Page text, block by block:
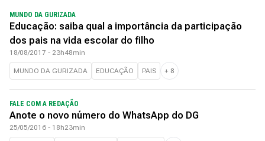
MUNDO DA GURIZADA
Educação: saiba qual a importância da participação
dos pais na vida escolar do filho
18/08/2017 - 23h48min
MUNDO DA GURIZADA EDUCAÇÃO PAIS + 8
FALE COM A REDAÇÃO
Anote o novo número do WhatsApp do DG
25/05/2016 - 18h23min